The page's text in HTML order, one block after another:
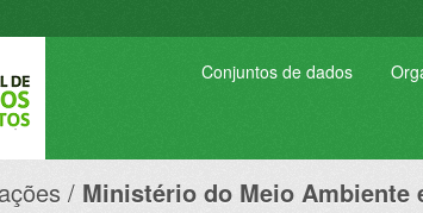
Conjuntos de dados
Ministério do Meio Ambiente